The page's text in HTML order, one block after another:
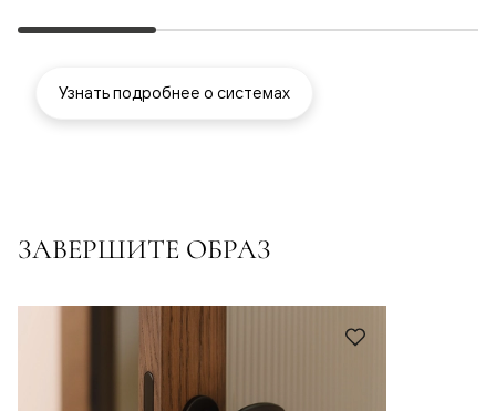
Узнать подробнее о системах
ЗАВЕРШИТЕ ОБРАЗ